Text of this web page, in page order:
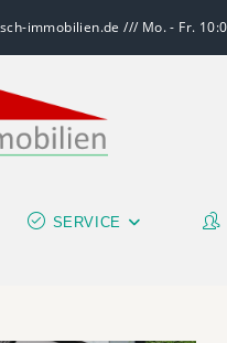
immobilien.de /// Mo. - Fr.
SERVICE